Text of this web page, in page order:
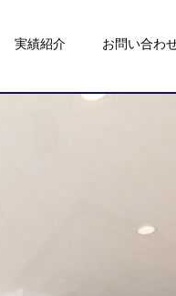
実績紹介 お問い合わ